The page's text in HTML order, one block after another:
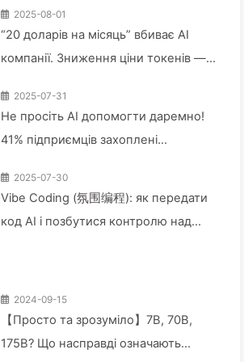
2025-08-01
“20 доларів на місяць” вбиває AI
компанії. Зниження ціни токенів —
твоя жадібність — повільно вчимо
2025-07-31
Не просіть AI допомогти даремно!
41% підприємців захоплені
технології не справляються —
повільно вчимося AI163
2025-07-30
Vibe Coding (氛围编程): як передати
код AI і позбутися контролю над
2024-09-15
【Просто та зрозуміло】7B, 70B,
175B? Що насправді означають